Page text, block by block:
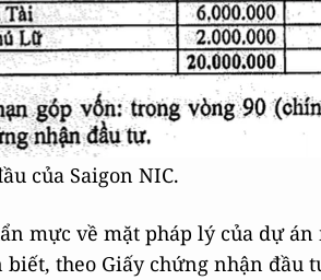
của Saigon NIC.
mực về mặt pháp lý của dự án
biết, theo Giấy chứng nhận đầu